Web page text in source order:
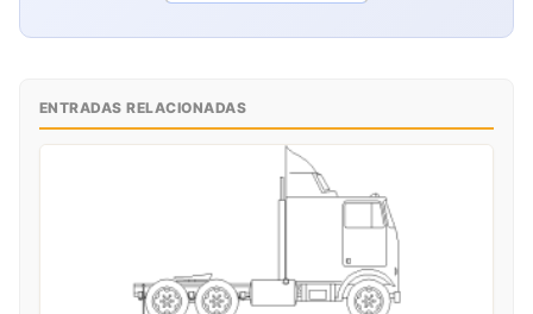
ENTRADAS RELACIONADAS